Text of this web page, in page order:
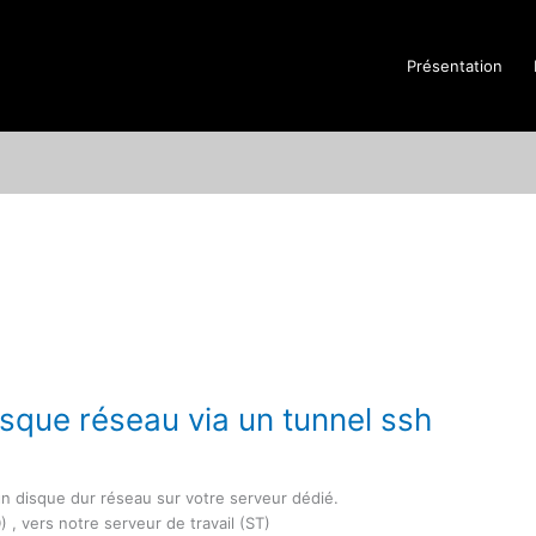
Présentation
réseau via un tunnel ssh
disque dur réseau sur votre serveur dédié.
, vers notre serveur de travail (ST)